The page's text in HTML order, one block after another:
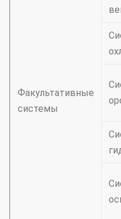
Факультативные
системы